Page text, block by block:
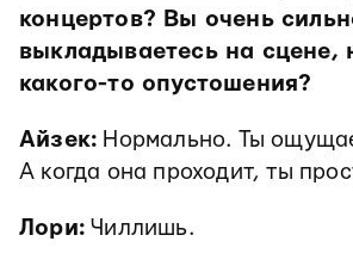
концертов? Вы очень
выкладываетесь на сцене,
какого-то опустошения?
Айзек: Нормально. Ты
А когда она проходит, ты
Лори: Чиллишь.